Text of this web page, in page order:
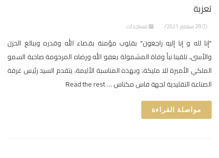
تعزية
مستجدات
"إنا لله و إنا إليه راجعون" بقلوب مؤمنة بقضاء الله وقدره وببالغ الحزن
والأسى، تلقينا نبأ وفاة المشمولة بعفو الله ورضاه المرحومة صاحبة السمو
الملكي الأميرة للا مليكة، وبهذه المناسبة الأليمة، يتقدم السيد رئيس غرفة
الصناعة التقليدية لجهة فاس مكناس … Read the rest
مواصلة القراءة